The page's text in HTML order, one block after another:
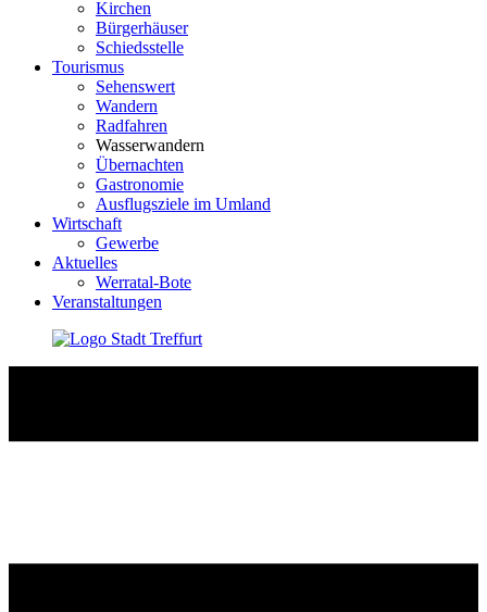
Kirchen
Bürgerhäuser
Schiedsstelle
Tourismus
Sehenswert
Wandern
Radfahren
Wasserwandern
Übernachten
Gastronomie
Ausflugsziele im Umland
Wirtschaft
Gewerbe
Aktuelles
Werratal-Bote
Veranstaltungen